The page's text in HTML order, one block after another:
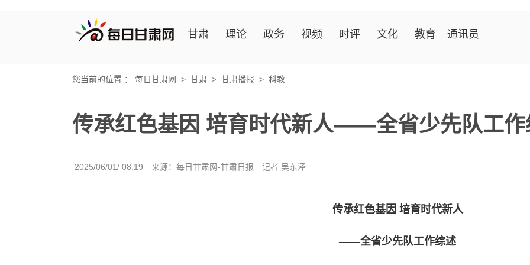
甘肃 理论 政务 视频 时评 文化 教育 通讯员
您当前的位置 ： 每日甘肃网 > 甘肃 > 甘肃播报 > 科教
传承红色基因 培育时代新人——全省少先队工作
2025/06/01/ 08:19 来源：每日甘肃网-甘肃日报 记者 吴东泽
传承红色基因 培育时代新人
——全省少先队工作综述